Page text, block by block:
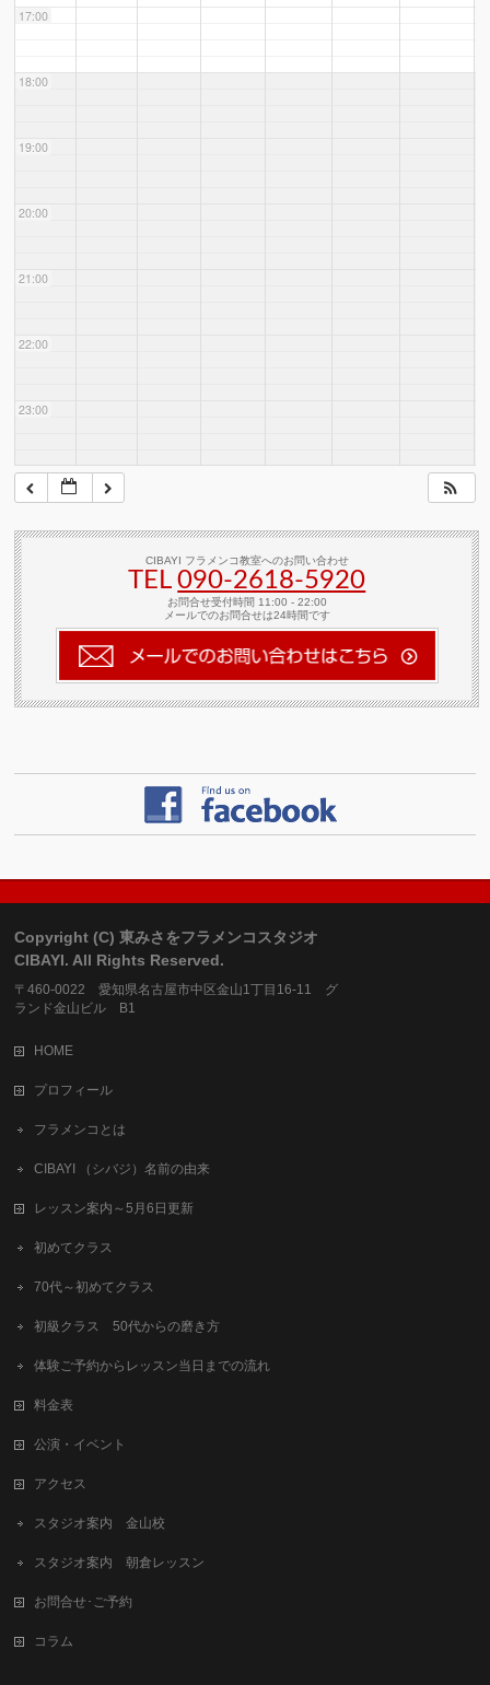
17:00
18:00
19:00
20:00
21:00
22:00
23:00
CIBAYI フラメンコ教室へのお問い合わせ
TEL090-2618‐5920
お問合せ受付時間 11:00 - 22:00
メールでのお問合せは24時間です
Copyright (C) 東みさをフラメンコスタジオ
CIBAYI. All Rights Reserved.
〒460-0022 愛知県名古屋市中区金山1丁目16-11 グ
ランド金山ビル B1
HOME
プロフィール
フラメンコとは
CIBAYI （シバジ）名前の由来
レッスン案内～5月6日更新
初めてクラス
70代～初めてクラス
初級クラス 50代からの磨き方
体験ご予約からレッスン当日までの流れ
料金表
公演・イベント
アクセス
スタジオ案内 金山校
スタジオ案内 朝倉レッスン
お問合せ･ご予約
コラム